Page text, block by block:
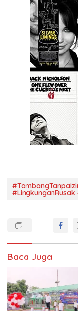
#LingkunganRusak
Baca Juga